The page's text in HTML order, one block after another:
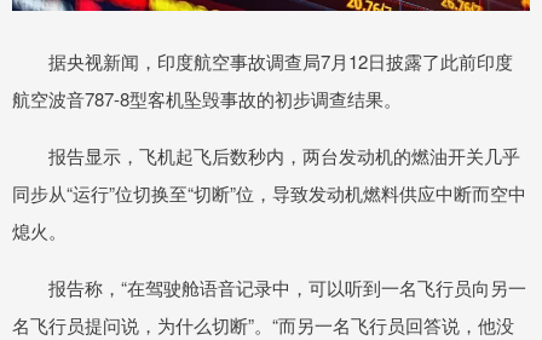
据央视新闻，印度航空事故调查局7月12日披露了此前印度
航空波音787-8型客机坠毁事故的初步调查结果。
报告显示，飞机起飞后数秒内，两台发动机的燃油开关几乎
同步从“运行”位切换至“切断”位，导致发动机燃料供应中断而空中
熄火。
报告称，“在驾驶舱语音记录中，可以听到一名飞行员向另一
名飞行员提问说，为什么切断”。“而另一名飞行员回答说，他没